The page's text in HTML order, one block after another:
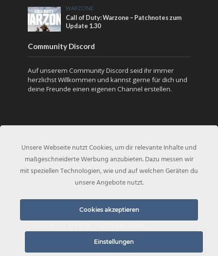
WARZONE
Call of Duty: Warzone – Patchnotes zum
Update 1.30
Community Discord
Auf unserem Community Discord seid ihr immer
herzlichst Willkommen und kannst gerne für dich und
deine Freunde einen eigenen Channel erstellen.
Copyright © 2020 - Created byCOD-Inside.de
Unsere Webseite nutzt Cookies, um dir relevante Inhalte und
maßgeschneiderte Werbung anzubieten. Dazu messen wir
mit speziellen Technologien, wie und auf welchen Geräten du
unsere Angebote nutzt.
Cookies akzeptieren
Einstellungen